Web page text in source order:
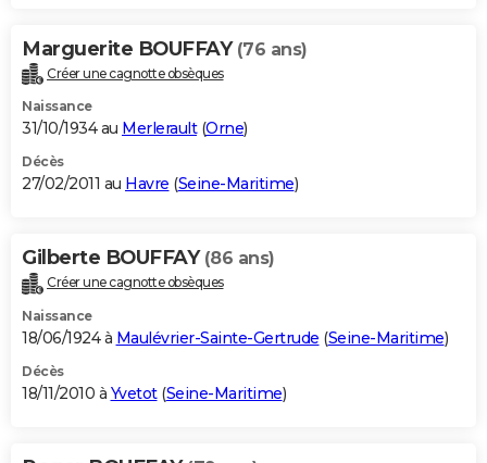
Marguerite BOUFFAY (76 ans)
Créer une cagnotte obsèques
Naissance
31/10/1934 au Merlerault(Orne)
Décès
27/02/2011 au Havre (Seine-Maritime)
Gilberte BOUFFAY (86 ans)
Créer une cagnotte obsèques
Naissance
18/06/1924 à Maulévrier-Sainte-Gertrude (Seine-Maritime)
Décès
18/11/2010 à Yvetot(Seine-Maritime)